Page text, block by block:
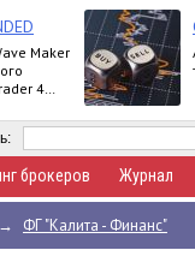
Maker
4
брокеров Журнал
→ ФГ "Калита - Финанс"